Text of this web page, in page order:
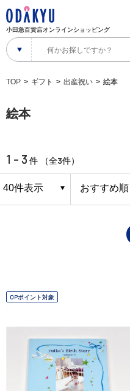
小田急百貨店オンラインショッピング
TOP ギフト 出産祝い 絵本
絵本
1 - 3 件 （全3件）
OPポイント対象